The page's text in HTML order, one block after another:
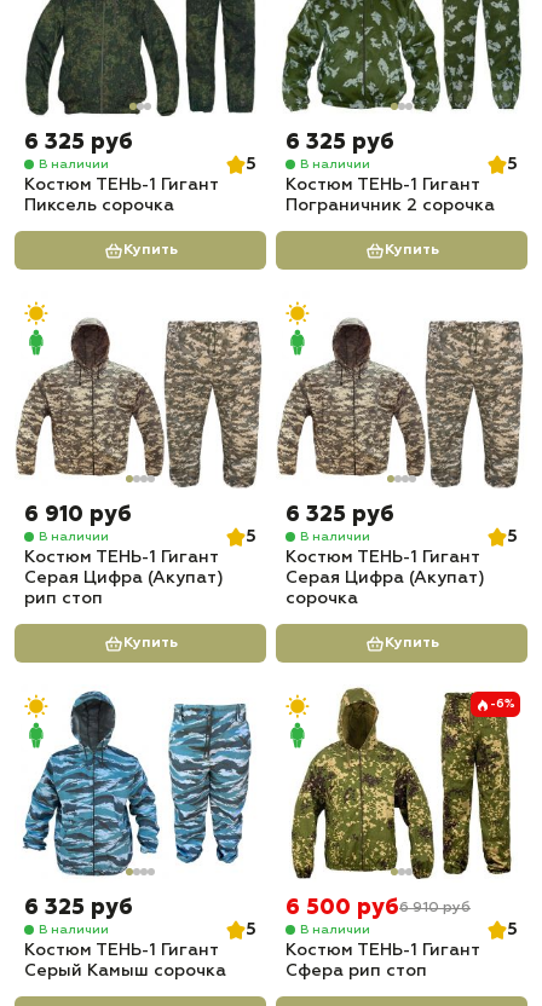
6 325 руб
В наличии
5
Костюм ТЕНЬ-1 Гигант
Пиксель сорочка
Купить
6 325 руб
В наличии
5
Костюм ТЕНЬ-1 Гигант
Пограничник 2 сорочка
Купить
6 910 руб
В наличии
5
Костюм ТЕНЬ-1 Гигант
Серая Цифра (Акупат)
рип стоп
Купить
6 325 руб
В наличии
5
Костюм ТЕНЬ-1 Гигант
Серая Цифра (Акупат)
сорочка
Купить
6 325 руб
В наличии
5
Костюм ТЕНЬ-1 Гигант
Серый Камыш сорочка
-6%
6 500 руб6 910 руб
В наличии
5
Костюм ТЕНЬ-1 Гигант
Сфера рип стоп